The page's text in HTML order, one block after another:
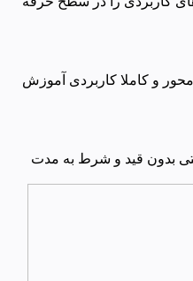
و کاملا کاربردی آموزش
بدون قید و شرط به مدت